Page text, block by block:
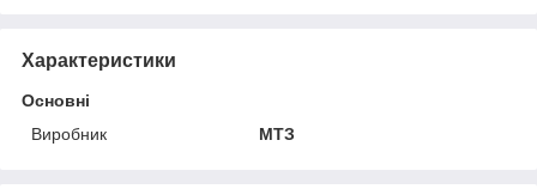
Характеристики
Основні
Виробник
МТЗ